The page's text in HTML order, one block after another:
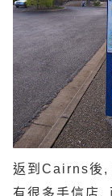
返到Cairns後,
有很多手信店,